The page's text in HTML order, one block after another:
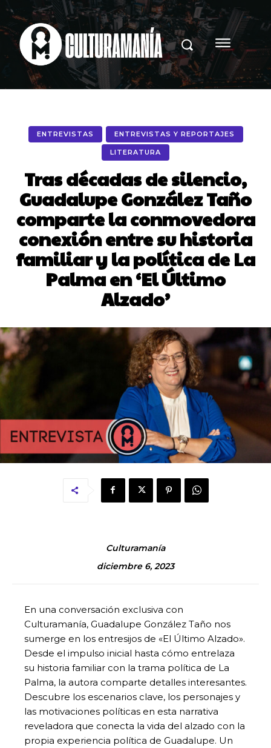
ENTREVISTAS ENTREVISTAS Y REPORTAJES
LITERATURA
Tras décadas de silencio,
Guadalupe González Taño
comparte la conmovedora
conexión entre su historia
familiar y la política de La
Palma en ‘El Último
Alzado’
Culturamanía
diciembre 6, 2023
En una conversación exclusiva con
Culturamanía, Guadalupe González Taño nos
sumerge en los entresijos de «El Último Alzado».
Desde el impulso inicial hasta cómo entrelaza
su historia familiar con la trama política de La
Palma, la autora comparte detalles interesantes.
Descubre los escenarios clave, los personajes y
las motivaciones políticas en esta narrativa
reveladora que conecta la vida del alzado con la
propia experiencia política de Guadalupe. Un